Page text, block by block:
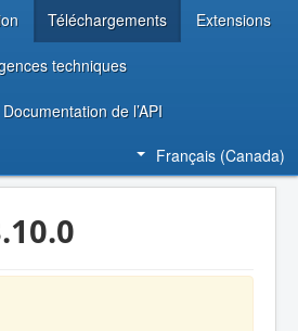
Téléchargements Extensions
techniques
Documentation de l’API
Français (Canada)